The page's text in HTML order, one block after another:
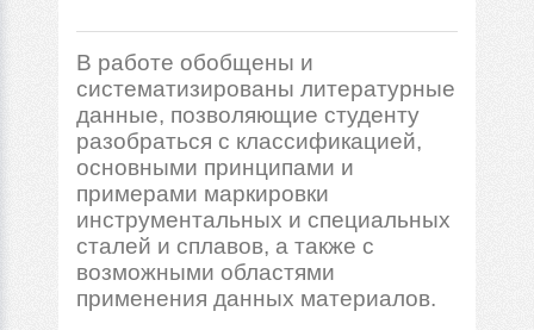
В работе обобщены и
систематизированы литературные
данные, позволяющие студенту
разобраться с классификацией,
основными принципами и
примерами маркировки
инструментальных и специальных
сталей и сплавов, а также с
возможными областями
применения данных материалов.